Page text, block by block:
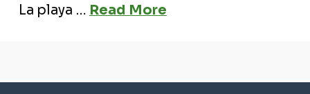
La playa … Read More